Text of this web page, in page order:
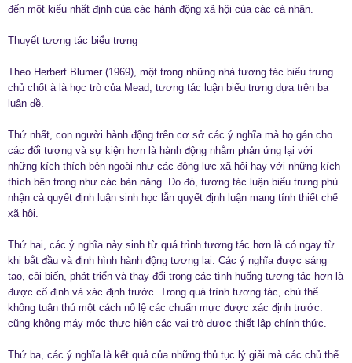
đến một kiểu nhất định của các hành động xã hội của các cá nhân.
Thuyết tương tác biểu trưng
Theo Herbert Blumer (1969), một trong những nhà tương tác biểu trưng
chủ chốt à là học trò của Mead, tương tác luận biểu trưng dựa trên ba
luận đề.
Thứ nhất, con người hành động trên cơ sở các ý nghĩa mà họ gán cho
các đối tượng và sự kiện hơn là hành động nhằm phản ứng lại với
những kích thích bên ngoài như các động lực xã hội hay với những kích
thích bên trong như các bản năng. Do đó, tương tác luận biểu trưng phủ
nhận cả quyết định luận sinh học lẫn quyết định luận mang tính thiết chế
xã hội.
Thứ hai, các ý nghĩa nảy sinh từ quá trình tương tác hơn là có ngay từ
khi bắt đầu và định hình hành động tương lai. Các ý nghĩa được sáng
tạo, cải biến, phát triển và thay đổi trong các tình huống tương tác hơn là
được cố định và xác định trước. Trong quá trình tương tác, chủ thể
không tuân thú một cách nô lệ các chuẩn mực được xác định trước.
cũng không máy móc thực hiện các vai trò được thiết lập chính thức.
Thứ ba, các ý nghĩa là kết quả của những thủ tục lý giải mà các chủ thể